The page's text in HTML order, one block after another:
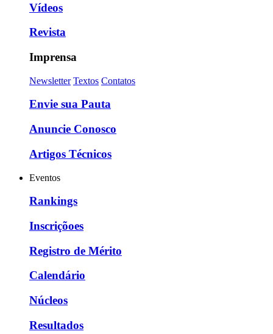
Vídeos
Revista
Imprensa
Newsletter Textos Contatos
Envie sua Pauta
Anuncie Conosco
Artigos Técnicos
Eventos
Rankings
Inscriçõoes
Registro de Mérito
Calendário
Núcleos
Resultados